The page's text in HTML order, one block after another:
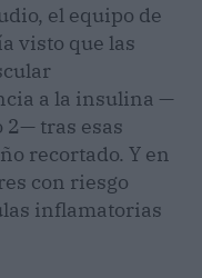
el equipo de
visto que las
a la insulina —
2— tras esas
recortado. Y en
con riesgo
inflamatorias